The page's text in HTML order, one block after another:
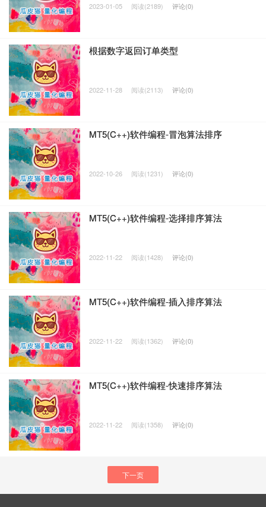
2023-01-05 阅读(2189) 评论(0)
根据数字返回订单类型
2022-11-28 阅读(2113) 评论(0)
MT5(C++)软件编程-冒泡算法排序
2022-10-26 阅读(1231) 评论(0)
MT5(C++)软件编程-选择排序算法
2022-11-22 阅读(1428) 评论(0)
MT5(C++)软件编程-插入排序算法
2022-11-22 阅读(1362) 评论(0)
MT5(C++)软件编程-快速排序算法
2022-11-22 阅读(1358) 评论(0)
下一页